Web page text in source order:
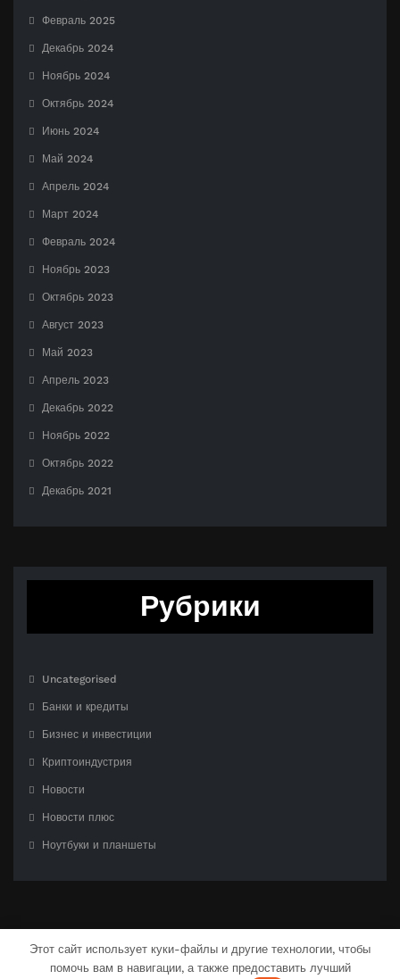
Февраль 2025
Декабрь 2024
Ноябрь 2024
Октябрь 2024
Июнь 2024
Май 2024
Апрель 2024
Март 2024
Февраль 2024
Ноябрь 2023
Октябрь 2023
Август 2023
Май 2023
Апрель 2023
Декабрь 2022
Ноябрь 2022
Октябрь 2022
Декабрь 2021
Рубрики
Uncategorised
Банки и кредиты
Бизнес и инвестиции
Криптоиндустрия
Новости
Новости плюс
Ноутбуки и планшеты
С гордостью созлано наWordPress| Тема:CloudPress Dark
Этот сайт использует куки-файлы и другие технологии, чтобы
помочь вам в навигации, а также предоставить лучший